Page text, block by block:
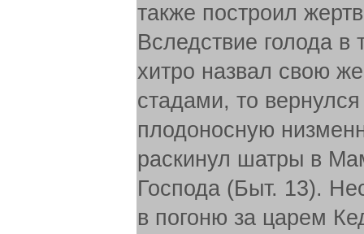
также построил
Вследствие голода в
хитро назвал свою
стадами, то
плодоносную
раскинул шатры в
Господа (Быт. 13).
в погоню за царем